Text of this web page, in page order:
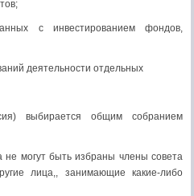
с инвестированием фондов,
деятельности отдельных
выбирается общим собранием
не могут быть избраны члены совета
лица,, занимающие какие-либо